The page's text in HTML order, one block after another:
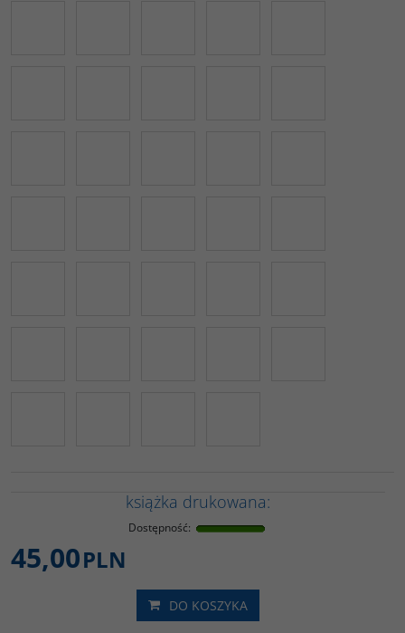
książka drukowana:
Dostępność:
45,00PLN
DO KOSZYKA